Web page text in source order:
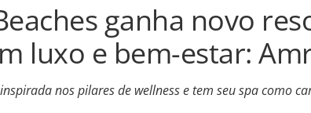
ganha novo
luxo e bem-estar:
nos pilares de wellness e tem seu spa como